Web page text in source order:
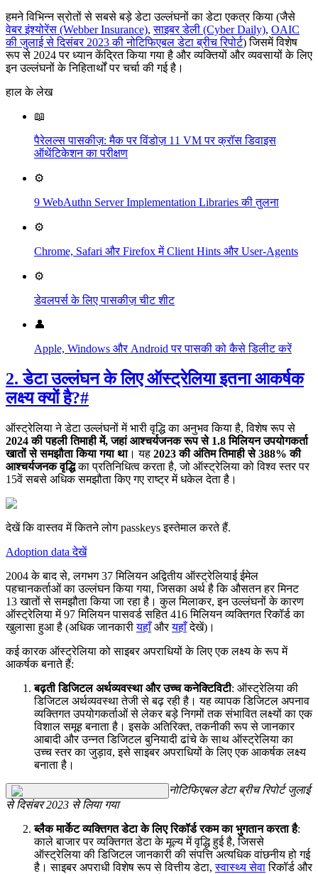
हमने विभिन्न स्रोतों से सबसे बड़े डेटा उल्लंघनों का डेटा एकत्र किया (जैसे
वेबर इंश्योरेंस (Webber Insurance),साइबर डेली (Cyber Daily), OAIC
की जुलाई से दिसंबर 2023 की नोटिफिएबल डेटा ब्रीच रिपोर्ट) जिसमें विशेष
रूप से 2024 पर ध्यान केंद्रित किया गया है और व्यक्तियों और व्यवसायों के लिए
इन उल्लंघनों के निहितार्थों पर चर्चा की गई है।
हाल के लेख
📖
पैरेलल्स पासकीज़: मैक पर विंडोज़ 11 VM पर क्रॉस डिवाइस
ऑथेंटिकेशन का परीक्षण
⚙️
9 WebAuthn Server Implementation Libraries की तुलना
⚙️
Chrome, Safari और Firefox में Client Hints और User-Agents
⚙️
डेवलपर्स के लिए पासकीज़ चीट शीट
👤
Apple, Windows और Android पर पासकी को कैसे डिलीट करें
2. डेटा उल्लंघन के लिए ऑस्ट्रेलिया इतना आकर्षक
लक्ष्य क्यों है?#
ऑस्ट्रेलिया ने डेटा उल्लंघनों में भारी वृद्धि का अनुभव किया है, विशेष रूप से
2024 की पहली तिमाही में, जहां आश्चर्यजनक रूप से 1.8 मिलियन उपयोगकर्ता
खातों से समझौता किया गया था। यह 2023 की अंतिम तिमाही से 388% की
आश्चर्यजनक वृद्धिका प्रतिनिधित्व करता है, जो ऑस्ट्रेलिया को विश्व स्तर पर
15वें सबसे अधिक समझौता किए गए राष्ट्र में धकेल देता है।
देखें कि वास्तव में कितने लोग passkeys इस्तेमाल करते हैं.
Adoption data देखें
2004 के बाद से, लगभग 37 मिलियन अद्वितीय ऑस्ट्रेलियाई ईमेल
पहचानकर्ताओं का उल्लंघन किया गया, जिसका अर्थ है कि औसतन हर मिनट
13 खातों से समझौता किया जा रहा है। कुल मिलाकर, इन उल्लंघनों के कारण
ऑस्ट्रेलिया में 97 मिलियन पासवर्ड सहित 416 मिलियन व्यक्तिगत रिकॉर्ड का
खुलासा हुआ है (अधिक जानकारीयहाँऔरयहाँदेखें)।
कई कारक ऑस्ट्रेलिया को साइबर अपराधियों के लिए एक लक्ष्य के रूप में
आकर्षक बनाते हैं:
बढ़ती डिजिटल अर्थव्यवस्था और उच्च कनेक्टिविटी: ऑस्ट्रेलिया की
डिजिटल अर्थव्यवस्था तेजी से बढ़ रही है। यह व्यापक डिजिटल अपनाव
व्यक्तिगत उपयोगकर्ताओं से लेकर बड़े निगमों तक संभावित लक्ष्यों का एक
विशाल समूह बनाता है। इसके अतिरिक्त, तकनीकी रूप से जानकार
आबादी और उन्नत डिजिटल बुनियादी ढांचे के साथ ऑस्ट्रेलिया का
उच्च स्तर का जुड़ाव, इसे साइबर अपराधियों के लिए एक आकर्षक लक्ष्य
बनाता है।
नोटिफिएबल डेटा ब्रीच रिपोर्ट जुलाई
से दिसंबर 2023 से लिया गया
ब्लैक मार्केट व्यक्तिगत डेटा के लिए रिकॉर्ड रकम का भुगतान करता है:
काले बाजार पर व्यक्तिगत डेटा के मूल्य में वृद्धि हुई है, जिससे
ऑस्ट्रेलिया की डिजिटल जानकारी की संपत्ति अत्यधिक वांछनीय हो गई
है। साइबर अपराधी विशेष रूप से वित्तीय डेटा,स्वास्थ्य सेवारिकॉर्ड और